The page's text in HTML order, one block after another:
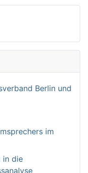
Berlin und
im
in die